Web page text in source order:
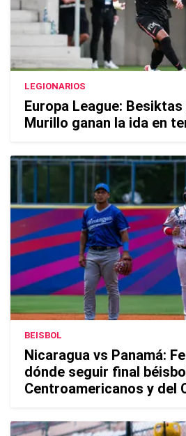
LEGIONARIOS
Europa League:
Murillo ganan la ida en
BEISBOL
Nicaragua vs Panamá:
dónde seguir final
Centroamericanos y del